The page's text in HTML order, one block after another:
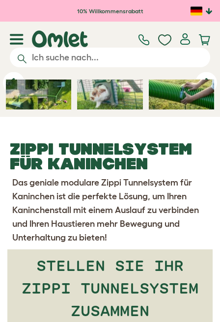
Zum Hauptinhalt springen
10% Willkommensrabatt
Previous
ZIPPI TUNNELSYSTEM
FÜR KANINCHEN
Das geniale modulare Zippi Tunnelsystem für
Kaninchen ist die perfekte Lösung, um Ihren
Kaninchenstall mit einem Auslauf zu verbinden
und Ihren Haustieren mehr Bewegung und
Unterhaltung zu bieten!
STELLEN SIE IHR
ZIPPI TUNNELSYSTEM
ZUSAMMEN